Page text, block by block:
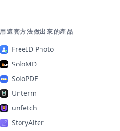
用這套方法做出來的產品
FreeID Photo
SoloMD
SoloPDF
Unterm
unfetch
StoryAlter